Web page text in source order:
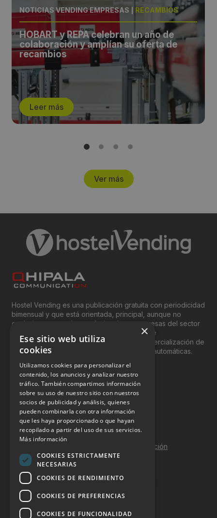
NOTICIAS VENDING EMPRESAS RECAMBIOS
HOBART y REPA celebran un año de
colaboración y amplían su oferta de
recambios
Leer más
Ver más
Hostel Vending es una publicación gratuita con periodicidad
bimensual y que está orientada, principal, aunque no
exclusivamente, a los profesionales y empresas del sector
del “Vending”; nombre con el que se conoce
genéricamente entre profesionales a la comercialización de
productos y servicios a través de máquinas automáticas.
INFORMACIÓN LEGAL
Aviso Legal
Política de Privacidad
Política de Cookies
Política de calidad y seguridad de la información
Contacto
DOSSIER Y CONTRATACIÓN
×
Ese sitio web utiliza
cookies
Utilizamos cookies para personalizar el
contenido, los anuncios y analizar nuestro
tráfico. También compartimos información
sobre su uso de nuestro sitio con nuestros
socios de publicidad y análisis, quienes
pueden combinarla con otra información
que les haya proporcionado o que hayan
recopilado a partir del uso de sus servicios.
Más información
COOKIES ESTRICTAMENTE
NECESARIAS
COOKIES DE RENDIMIENTO
COOKIES DE PREFERENCIAS
COOKIES DE FUNCIONALIDAD